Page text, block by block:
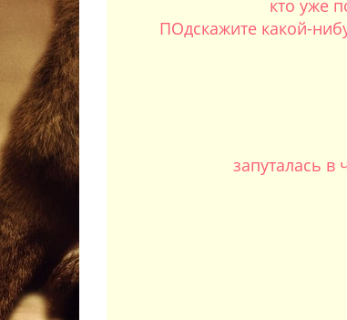
кто уже
ПОдскажите какой-
запуталась в